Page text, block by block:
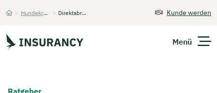
> Hundekrankenversicherung > Direktabrechnung mit Tierarzt Kunde werden
Menü
Ratgeber